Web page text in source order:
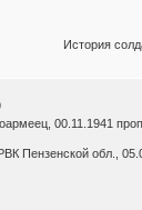
История
00.11.1941
Пензенской обл.,